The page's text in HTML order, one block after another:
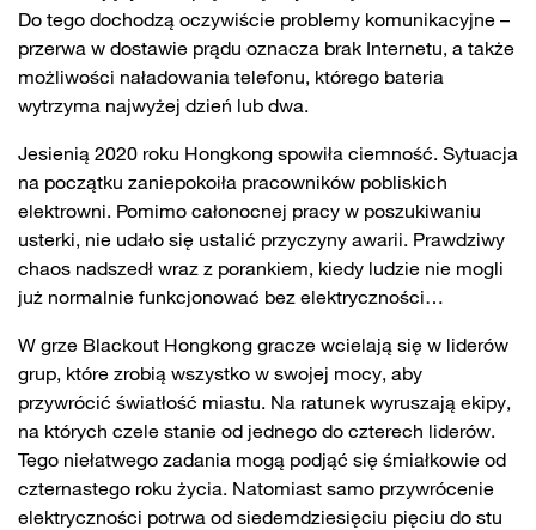
Do tego dochodzą oczywiście problemy komunikacyjne –
przerwa w dostawie prądu oznacza brak Internetu, a także
możliwości naładowania telefonu, którego bateria
wytrzyma najwyżej dzień lub dwa.
Jesienią 2020 roku Hongkong spowiła ciemność. Sytuacja
na początku zaniepokoiła pracowników pobliskich
elektrowni. Pomimo całonocnej pracy w poszukiwaniu
usterki, nie udało się ustalić przyczyny awarii. Prawdziwy
chaos nadszedł wraz z porankiem, kiedy ludzie nie mogli
już normalnie funkcjonować bez elektryczności…
W grze Blackout Hongkong gracze wcielają się w liderów
grup, które zrobią wszystko w swojej mocy, aby
przywrócić światłość miastu. Na ratunek wyruszają ekipy,
na których czele stanie od jednego do czterech liderów.
Tego niełatwego zadania mogą podjąć się śmiałkowie od
czternastego roku życia. Natomiast samo przywrócenie
elektryczności potrwa od siedemdziesięciu pięciu do stu